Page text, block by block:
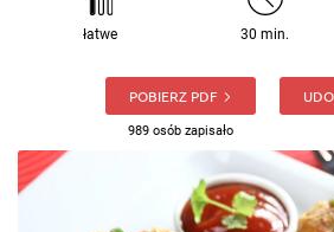
łatwe 30 min.
POBIERZ PDF
989 osób zapisało